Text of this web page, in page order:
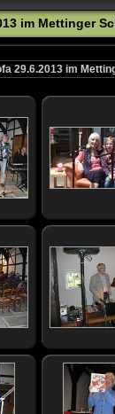
im Mettinger
29.6.2013 im